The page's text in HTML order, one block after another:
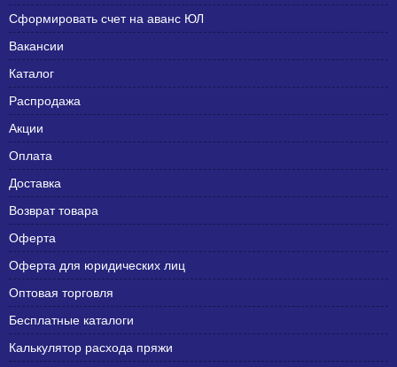
Сформировать счет на аванс ЮЛ
Вакансии
Каталог
Распродажа
Акции
Оплата
Доставка
Возврат товара
Оферта
Оферта для юридических лиц
Оптовая торговля
Бесплатные каталоги
Калькулятор расхода пряжи